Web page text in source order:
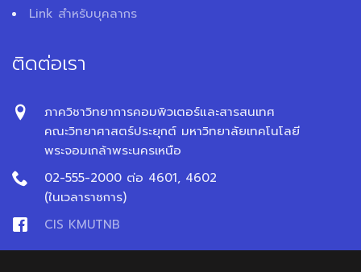
Link สำหรับบุคลากร
ติดต่อเรา
ภาควิชาวิทยาการคอมพิวเตอร์และสารสนเทศ
คณะวิทยาศาสตร์ประยุกต์ มหาวิทยาลัยเทคโนโลยี
พระจอมเกล้าพระนครเหนือ
02-555-2000 ต่อ 4601, 4602
(ในเวลาราชการ)
CIS KMUTNB